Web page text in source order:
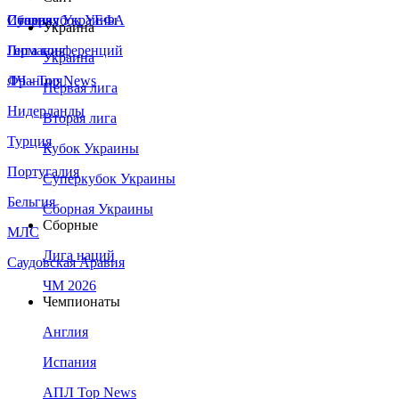
Сборная Украины
Италия
Германия
Франция
Нидерланды
Турция
Португалия
Бельгия
МЛС
Саудовская Аравия
Суперкубок УЕФА
Лига конференций
ЛЧ - Top News
Украина
Украина
Первая лига
Вторая лига
Кубок Украины
Суперкубок Украины
Сборная Украины
Сборные
Лига наций
ЧМ 2026
Чемпионаты
Англия
Испания
АПЛ Top News